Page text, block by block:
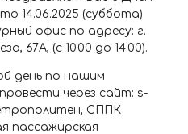
14.06.2025 (суббота)
офис по адресу: г.
67А, (с 10.00 до 14.00).
день по нашим
через сайт: s-
СППК
пассажирская